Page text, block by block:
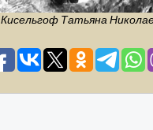
Кисельгоф Татьяна